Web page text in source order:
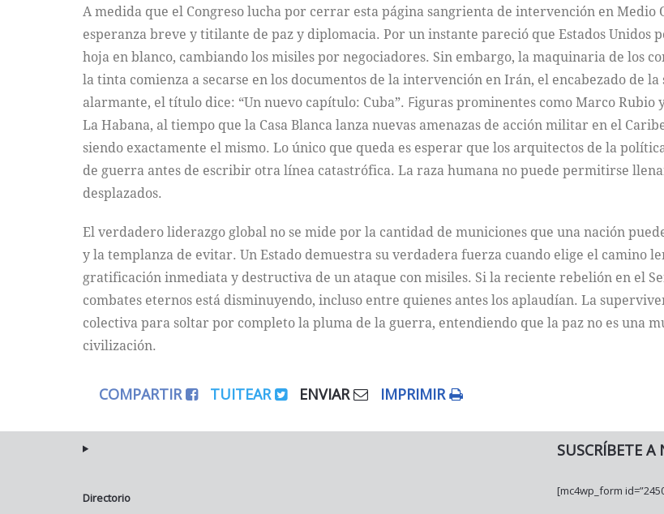
A medida que el Congreso lucha por cerrar esta página sangrienta de intervención en
esperanza breve y titilante de paz y diplomacia. Por un instante pareció que Estados
hoja en blanco, cambiando los misiles por negociadores. Sin embargo, la maquinaria de los
la tinta comienza a secarse en los documentos de la intervención en Irán, el encabezado de
alarmante, el título dice: “Un nuevo capítulo: Cuba”. Figuras prominentes como Marco Rubio
La Habana, al tiempo que la Casa Blanca lanza nuevas amenazas de acción militar en el
siendo exactamente el mismo. Lo único que queda es esperar que los arquitectos de la
de guerra antes de escribir otra línea catastrófica. La raza humana no puede permitirse
desplazados.
El verdadero liderazgo global no se mide por la cantidad de municiones que una nación
y la templanza de evitar. Un Estado demuestra su verdadera fuerza cuando elige el camino
gratificación inmediata y destructiva de un ataque con misiles. Si la reciente rebelión en el
combates eternos está disminuyendo, incluso entre quienes antes los aplaudían. La
colectiva para soltar por completo la pluma de la guerra, entendiendo que la paz no es una
civilización.
COMPARTIR TUITEAR ENVIAR IMPRIMIR
Directorio
SUSCRÍBETE A
[mc4wp_form